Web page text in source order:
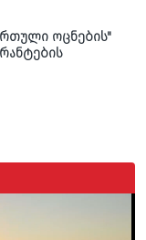
ოცნების"